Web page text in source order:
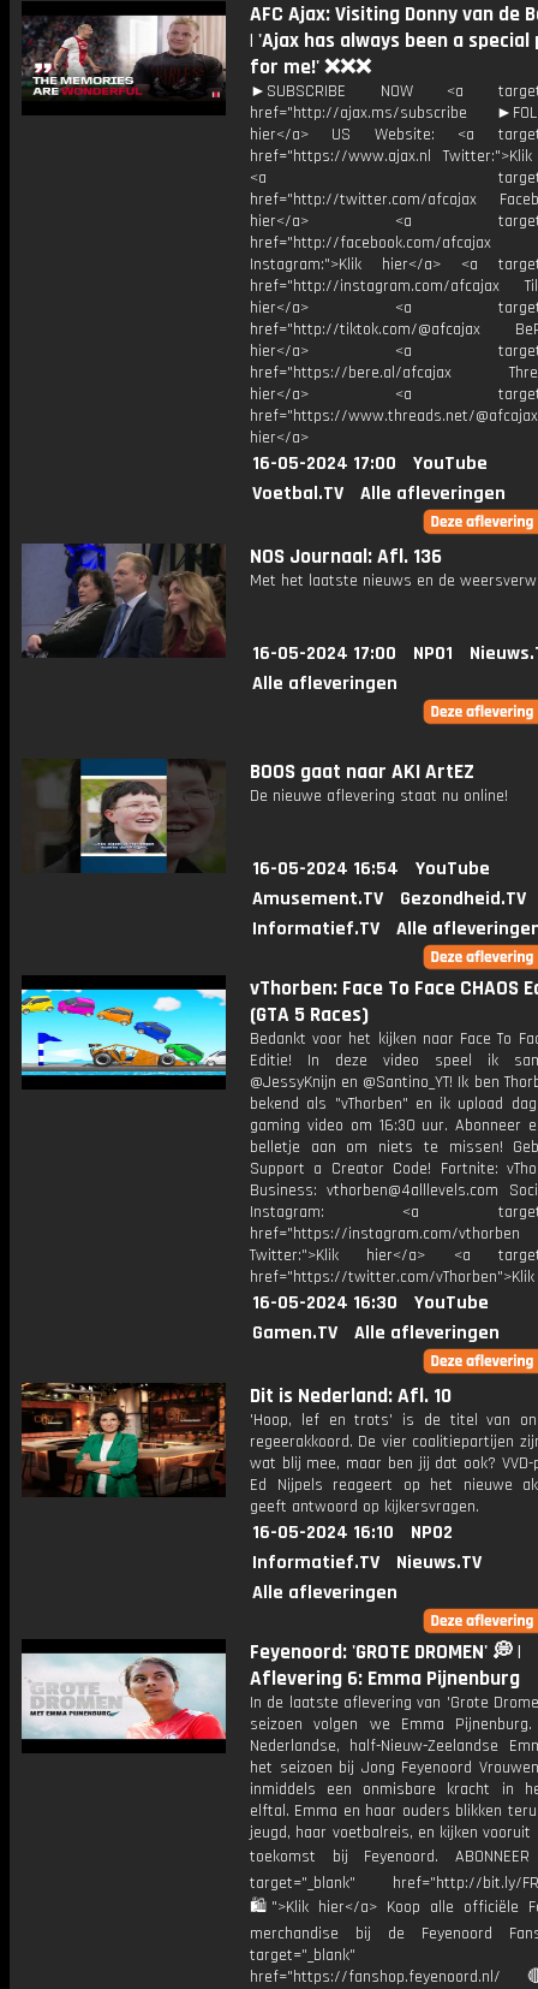
AFC Ajax: Visiting Donny van de
| 'Ajax has always been a special
for me!' ❌❌❌
►SUBSCRIBE NOW <a
href="http://ajax.ms/subscribe
hier</a> US Website: <a
href="https://www.ajax.nl
<a
href="http://twitter.com/afcajax
hier</a> <a
href="http://facebook.com/afcajax
Instagram:">Klik hier</a> <a
href="http://instagram.com/afcajax
hier</a> <a
href="http://tiktok.com/@afcajax
hier</a> <a
href="https://bere.al/afcajax
hier</a> <a
href="https://www.threads.net/
hier</a>
16-05-2024 17:00
YouTube
Voetbal.TV
Alle afleveringen
NOS Journaal: Afl. 136
Met het laatste nieuws en de
16-05-2024 17:00 NPO1
Alle afleveringen
BOOS gaat naar AKI ArtEZ
De nieuwe aflevering staat nu online!
16-05-2024 16:54
YouTube
Amusement.TV
Gezondheid.TV
Informatief.TV
Alle
vThorben: Face To Face CHAOS
(GTA 5 Races)
Bedankt voor het kijken naar Face To
Editie! In deze video speel ik
@JessyKnijn en @Santino_YT! Ik ben
bekend als "vThorben" en ik upload
gaming video om 16:30 uur. Abonneer
belletje aan om niets te missen!
Support a Creator Code! Fortnite:
Business: vthorben@4alllevels.com
Instagram: <a
href="https://instagram.com/vthorben
Twitter:">Klik hier</a> <a
href="https://twitter.com/
16-05-2024 16:30
YouTube
Gamen.TV
Alle afleveringen
Dit is Nederland: Afl. 10
'Hoop, lef en trots' is de titel van
regeerakkoord. De vier coalitiepartijen
wat blij mee, maar ben jij dat ook?
Ed Nijpels reageert op het nieuwe
geeft antwoord op kijkersvragen.
16-05-2024 16:10
NPO2
Informatief.TV
Nieuws.TV
Alle afleveringen
Feyenoord: 'GROTE DROMEN' 💭 |
Aflevering 6: Emma Pijnenburg
In de laatste aflevering van 'Grote
seizoen volgen we Emma
Nederlandse, half-Nieuw-Zeelandse
het seizoen bij Jong Feyenoord
inmiddels een onmisbare kracht in
elftal. Emma en haar ouders blikken
jeugd, haar voetbalreis, en kijken vooruit
toekomst bij Feyenoord.
target="_blank" href="http://bit.ly/
🛍">Klik hier</a> Koop alle officiële
merchandise bij de Feyenoord
target="_blank"
href="https://